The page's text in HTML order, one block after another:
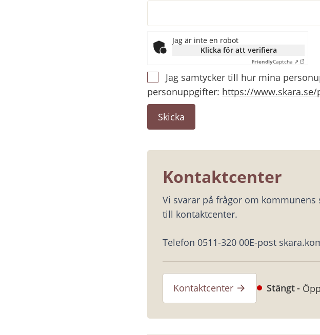
Jag är inte en robot
Klicka för att verifiera
FriendlyCaptcha ⇗
Jag samtycker till hur mina
personuppgifter: https://
Kontaktcenter
Vi svarar på frågor om
till kontaktcenter.
Telefon 0511-320 00E-post
Kontaktcenter Stängt